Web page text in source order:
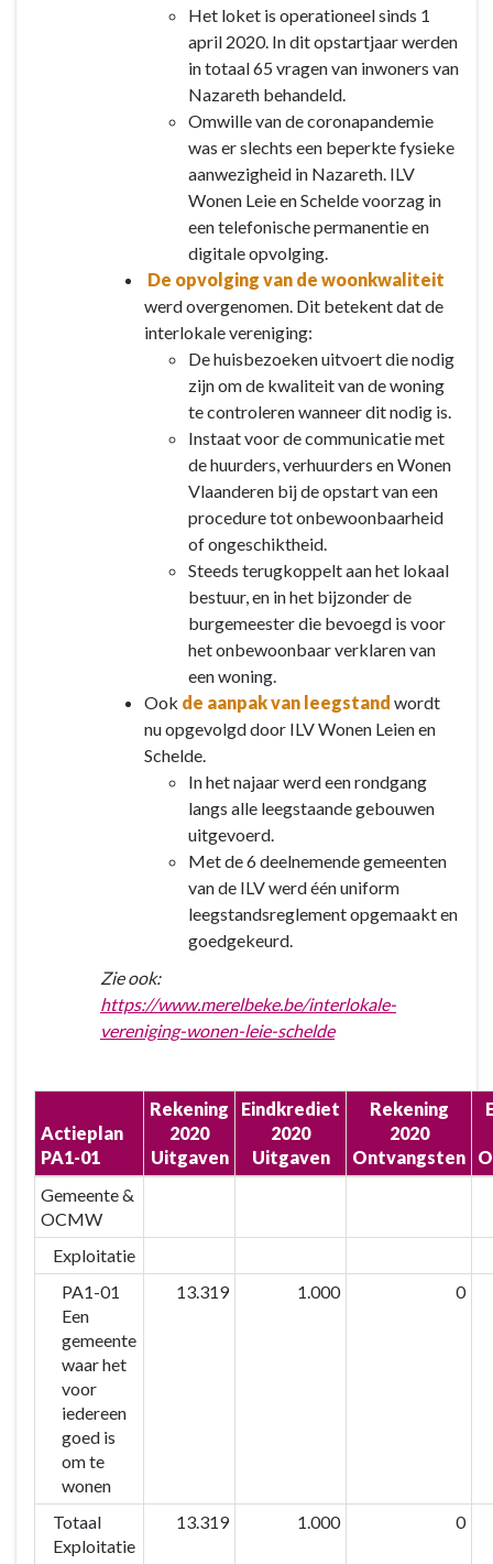
Het loket is operationeel sinds 1
april 2020. In dit opstartjaar werden
in totaal 65 vragen van inwoners van
Nazareth behandeld.
Omwille van de coronapandemie
was er slechts een beperkte fysieke
aanwezigheid in Nazareth. ILV
Wonen Leie en Schelde voorzag in
een telefonische permanentie en
digitale opvolging.
De opvolging van de woonkwaliteit
werd overgenomen. Dit betekent dat de
interlokale vereniging:
De huisbezoeken uitvoert die nodig
zijn om de kwaliteit van de woning
te controleren wanneer dit nodig is.
Instaat voor de communicatie met
de huurders, verhuurders en Wonen
Vlaanderen bij de opstart van een
procedure tot onbewoonbaarheid
of ongeschiktheid.
Steeds terugkoppelt aan het lokaal
bestuur, en in het bijzonder de
burgemeester die bevoegd is voor
het onbewoonbaar verklaren van
een woning.
Ook de aanpak van leegstand wordt
nu opgevolgd door ILV Wonen Leien en
Schelde.
In het najaar werd een rondgang
langs alle leegstaande gebouwen
uitgevoerd.
Met de 6 deelnemende gemeenten
van de ILV werd één uniform
leegstandsreglement opgemaakt en
goedgekeurd.
Zie ook:
https://www.merelbeke.be/interlokale-
vereniging-wonen-leie-schelde
Actieplan
PA1-01
Rekening
2020
Uitgaven
Eindkrediet
2020
Uitgaven
Rekening
2020
Ontvangsten
Gemeente &
OCMW
Exploitatie
PA1-01
Een
gemeente
waar het
voor
iedereen
goed is
om te
wonen
13.319 1.000 0
Totaal
Exploitatie
13.319 1.000 0